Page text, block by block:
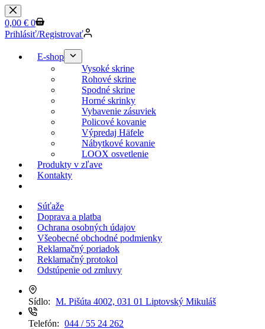
Skip
to
content
Shopping
cart
0,00 € 0
Prihlásiť/Registrovať
E-shop
Vysoké skrine
Rohové skrine
Spodné skrine
Horné skrinky
Vybavenie zásuviek
Policové kovanie
Výpredaj Häfele
Nábytkové kovanie
LOOX osvetlenie
Produkty v zľave
Kontakty
Súťaže
Doprava a platba
Ochrana osobných údajov
Všeobecné obchodné podmienky
Reklamačný poriadok
Reklamačný protokol
Odstúpenie od zmluvy
Sídlo: M. Pišúta 4002, 031 01 Liptovský Mikuláš
Telefón: 044 / 55 24 262